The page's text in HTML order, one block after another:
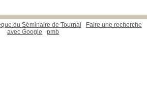
du Séminaire de Tournai
Faire une recherche
avec Google
pmb